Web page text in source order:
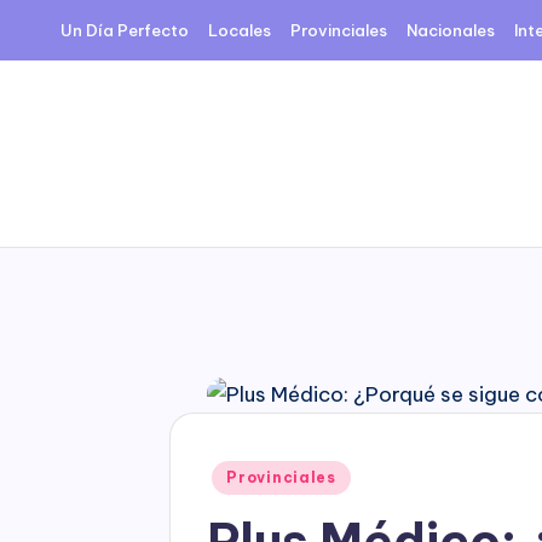
Skip
Un Día Perfecto Locales Provinciales Nacionales
Posted
Provinciales